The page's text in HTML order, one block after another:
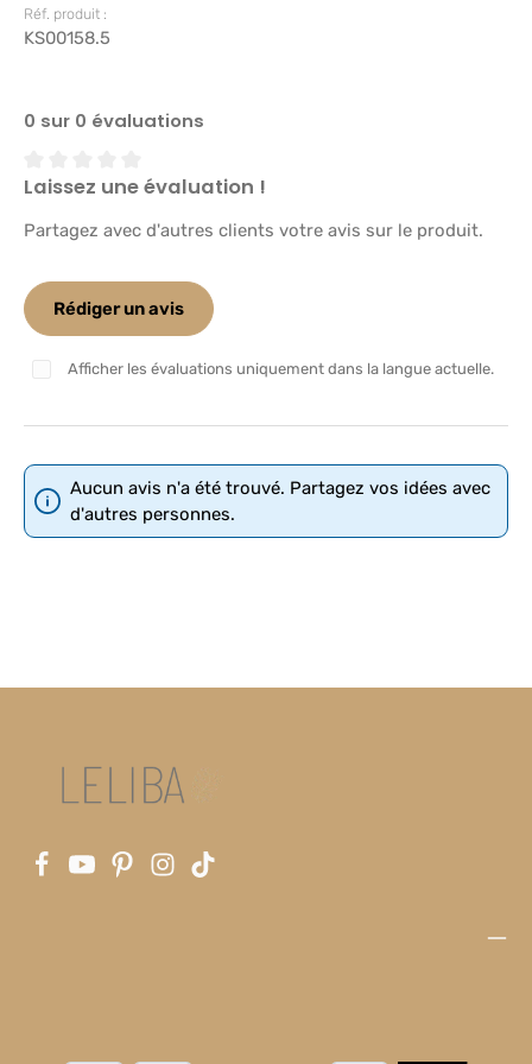
Réf. produit :
KS00158.5
0 sur 0 évaluations
Note moyenne de 0 sur 5 étoiles
Laissez une évaluation !
Partagez avec d'autres clients votre avis sur le produit.
Rédiger un avis
Afficher les évaluations uniquement dans la langue actuelle.
Aucun avis n'a été trouvé. Partagez vos idées avec
d'autres personnes.